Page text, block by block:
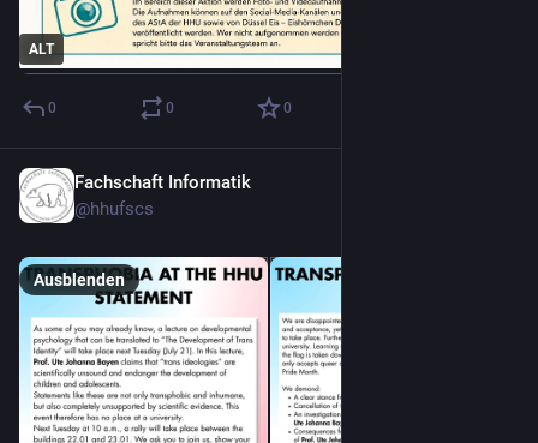
ALT
0 0 0
Fachschaft Informatik
@hhufscs
Ausblenden